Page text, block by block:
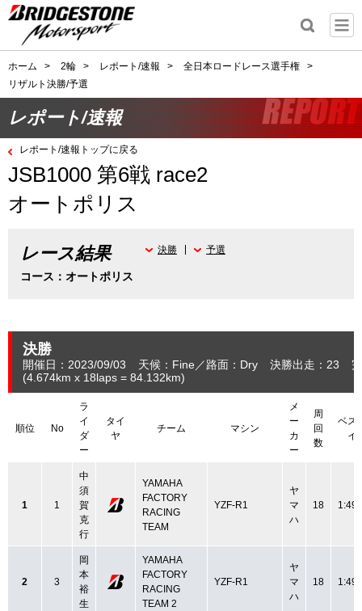
ホーム > 2輪 > レポート/速報 > 全日本ロードレース選手権
>
リザルト決勝/予選
レポート/速報
レポート/速報トップに戻る
JSB1000 第6戦 race2
オートポリス
レース結果
コース：オートポリス
決勝 予選
決勝
開催日：2023/09/03 天候：Fine 路面：Dry 決勝出走：23
(4.674km x 18laps = 84.132km)
順位 No
ラ
イ
ダ
ー
タイ
ヤ
チーム マシン
メ
ー
カ
ー
周
回
数
ベス
イ
1 1
中
須
賀
克
行
YAMAHA
FACTORY
RACING
TEAM
YZF-R1
ヤ
マ
ハ
18
2 3
岡
本
裕
生
YAMAHA
FACTORY
RACING
TEAM 2
YZF-R1
ヤ
マ
ハ
18